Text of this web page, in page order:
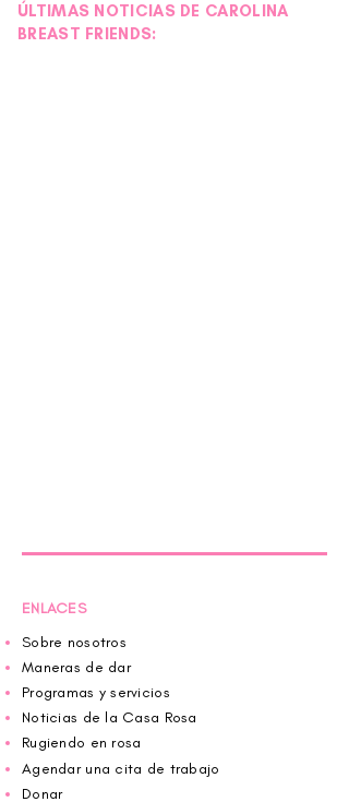
ÚLTIMAS NOTICIAS DE CAROLINA
BREAST FRIENDS:
ENLACES
Sobre nosotros
Maneras de dar
Programas y servicios
Noticias de la Casa Rosa
Rugiendo en rosa
Agendar una cita de trabajo
Donar